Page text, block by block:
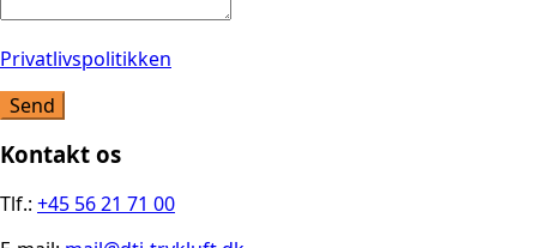
Privatlivspolitikken
Send
Kontakt os
Tlf.: +45 56 21 71 00